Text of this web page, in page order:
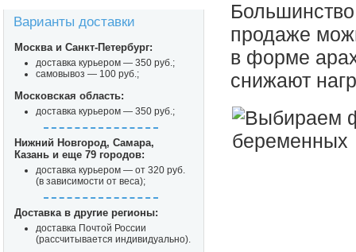
Варианты доставки
Москва и Санкт-Петербург:
доставка курьером — 350 руб.;
самовывоз — 100 руб.;
Московская область:
доставка курьером — 350 руб.;
Нижний Новгород, Самара,
Казань и еще 79 городов:
доставка курьером — от 320 руб.
(в зависимости от веса);
Доставка в другие регионы:
доставка Почтой России
(рассчитывается индивидуально).
продаже
в форме
снижают